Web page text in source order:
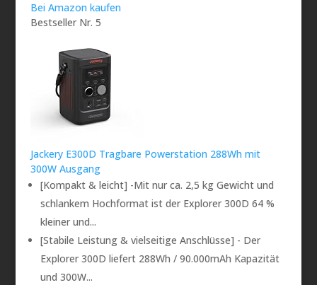
Bei Amazon kaufen
Bestseller Nr. 5
Jackery E300D Tragbare Powerstation 288Wh mit
300W Ausgang
[Kompakt & leicht] -Mit nur ca. 2,5 kg Gewicht und
schlankem Hochformat ist der Explorer 300D 64 %
kleiner und...
[Stabile Leistung & vielseitige Anschlüsse] - Der
Explorer 300D liefert 288Wh / 90.000mAh Kapazität
und 300W...